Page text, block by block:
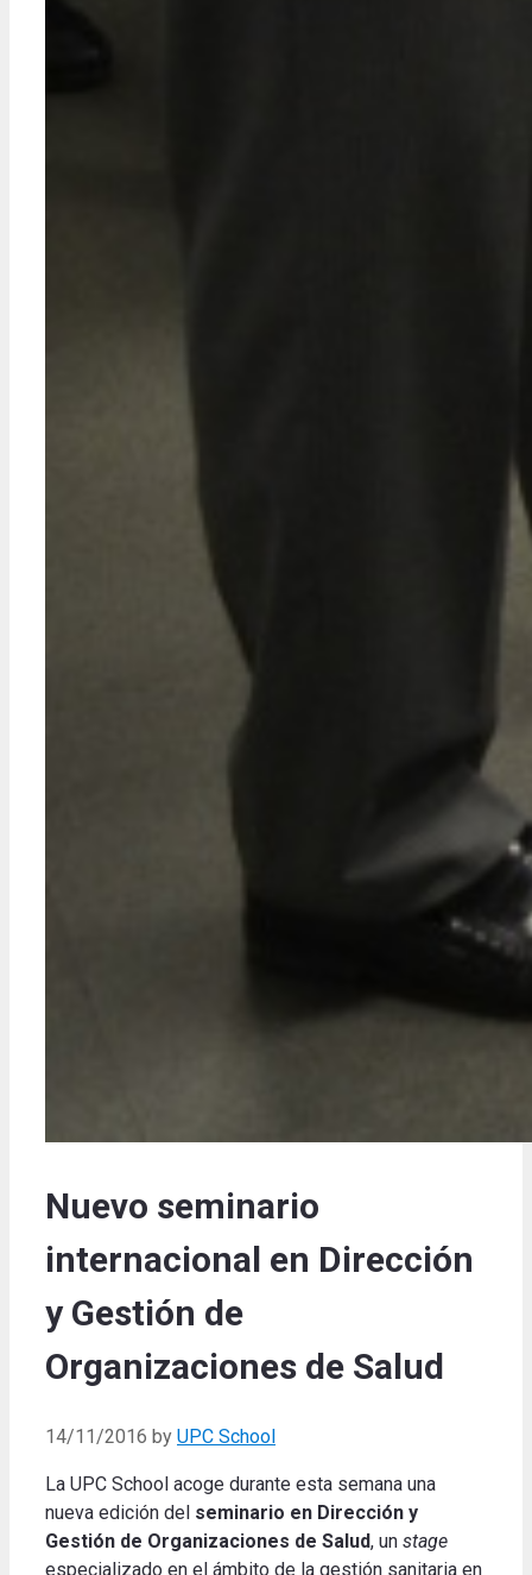
Nuevo seminario
internacional en Dirección
y Gestión de
Organizaciones de Salud
14/11/2016 by UPC School
La UPC School acoge durante esta semana una
nueva edición del seminario en Dirección y
Gestión de Organizaciones de Salud, un stage
especializado en el ámbito de la gestión sanitaria en